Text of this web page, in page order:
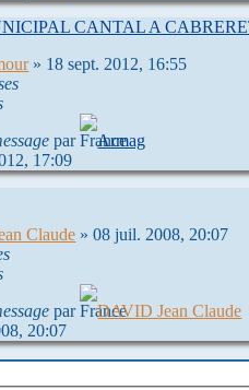
CANTAL A
» 18 sept. 2012, 16:55
par
Armag
17:09
Claude »08 juil. 2008, 20:07
par
DAVID Jean Claude
20:07